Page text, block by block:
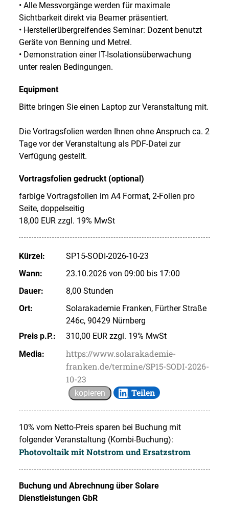
• Alle Messvorgänge werden für maximale
Sichtbarkeit direkt via Beamer präsentiert.
• Herstellerübergreifendes Seminar: Dozent benutzt
Geräte von Benning und Metrel.
• Demonstration einer IT-Isolationsüberwachung
unter realen Bedingungen.
Equipment
Bitte bringen Sie einen Laptop zur Veranstaltung mit.
Die Vortragsfolien werden Ihnen ohne Anspruch ca. 2
Tage vor der Veranstaltung als PDF-Datei zur
Verfügung gestellt.
Vortragsfolien gedruckt (optional)
farbige Vortragsfolien im A4 Format, 2-Folien pro
Seite, doppelseitig
18,00 EUR zzgl. 19% MwSt
Kürzel:
SP15-SODI-2026-10-23
Wann:
23.10.2026 von 09:00 bis 17:00
Dauer:
8,00 Stunden
Ort:
Solarakademie Franken, Fürther Straße
246c, 90429 Nürnberg
Preis p.P.:
310,00 EUR zzgl. 19% MwSt
Media:
https://www.solarakademie-
franken.de/termine/SP15-SODI-2026-
10-23
kopieren Teilen
10% vom Netto-Preis sparen bei Buchung mit
folgender Veranstaltung (Kombi-Buchung):
Photovoltaik mit Notstrom und Ersatzstrom
Buchung und Abrechnung über Solare
Dienstleistungen GbR